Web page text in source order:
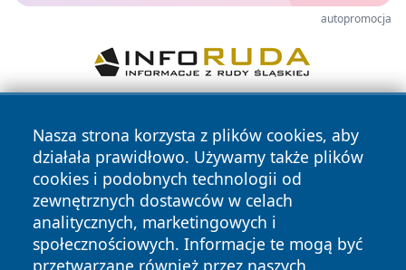
autopromocja
Nasza strona korzysta z plików cookies, aby
działała prawidłowo. Używamy także plików
cookies i podobnych technologii od
zewnętrznych dostawców w celach
analitycznych, marketingowych i
społecznościowych. Informacje te mogą być
przetwarzane również przez naszych
Copyright © 2026 wostrowcu.pl Wszystkie prawa zastrzeżone.